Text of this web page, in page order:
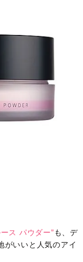
ス パウダー”も、デ
がいいと人気のアイ